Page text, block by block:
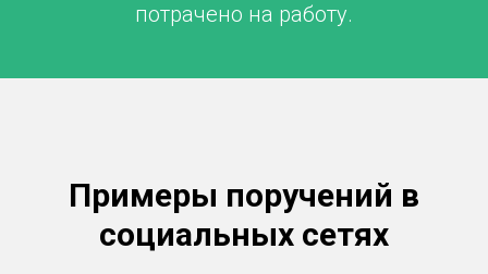
потрачено на работу.
Примеры поручений в
социальных сетях